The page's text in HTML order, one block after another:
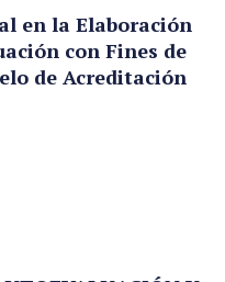
en la Elaboración
con Fines de
de Acreditación